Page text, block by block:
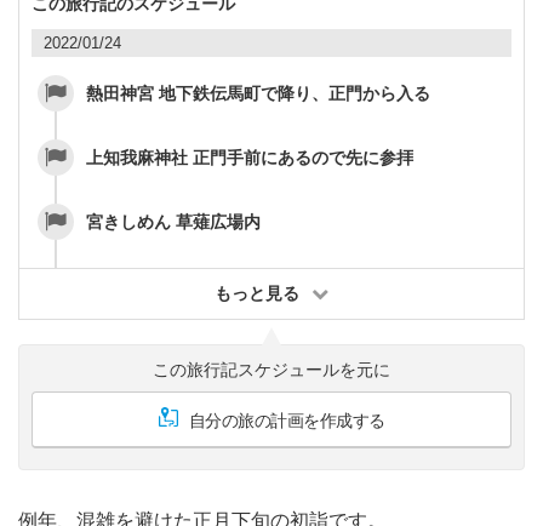
2022/01/24
熱田神宮 地下鉄伝馬町で降り、正門から入る
上知我麻神社 正門手前にあるので先に参拝
宮きしめん 草薙広場内
もっと見る
この旅行記スケジュールを元に
自分の旅の計画を作成する
例年、混雑を避けた正月下旬の初詣です。